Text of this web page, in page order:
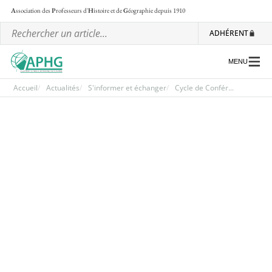
Association desProfesseurs d'Histoire et deGéographiedepuis 1910
ADHÉRENT
MENU
Accueil Actualités S'informer et échanger Cycle de Confér...